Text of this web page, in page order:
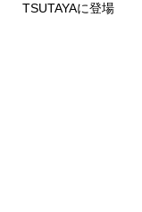
TSUTAYAに登場